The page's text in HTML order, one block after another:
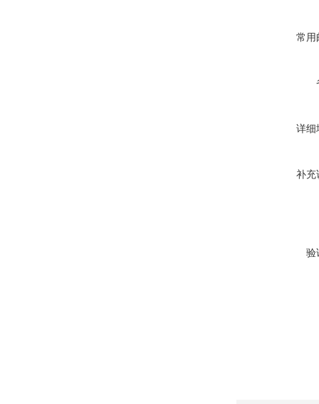
常用
详细
补充
验